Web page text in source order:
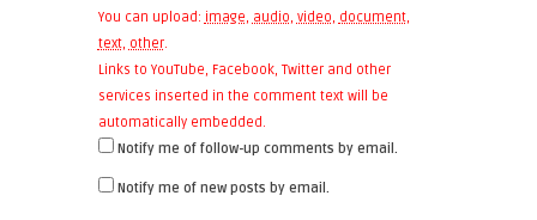
You can upload: image, audio, video, document,
text, other.
Links to YouTube, Facebook, Twitter and other
services inserted in the comment text will be
automatically embedded.
Notify me of follow-up comments by email.
Notify me of new posts by email.